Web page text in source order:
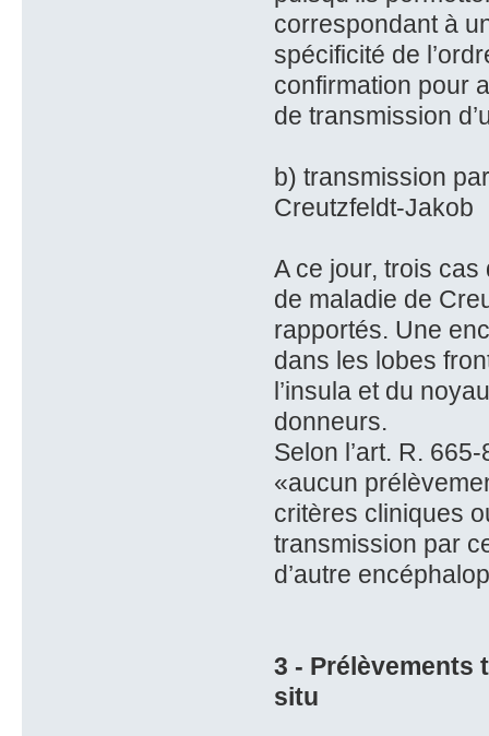
correspondant à
spécificité de
confirmation pour
de transmission
b) transmission
Creutzfeldt-Jakob
A ce jour, trois
de maladie de
rapportés. Une
dans les lobes
l’insula et du
donneurs.
Selon l’art. R.
«aucun
critères cliniques
transmission par
d’autre
3 - Prélèvements
situ